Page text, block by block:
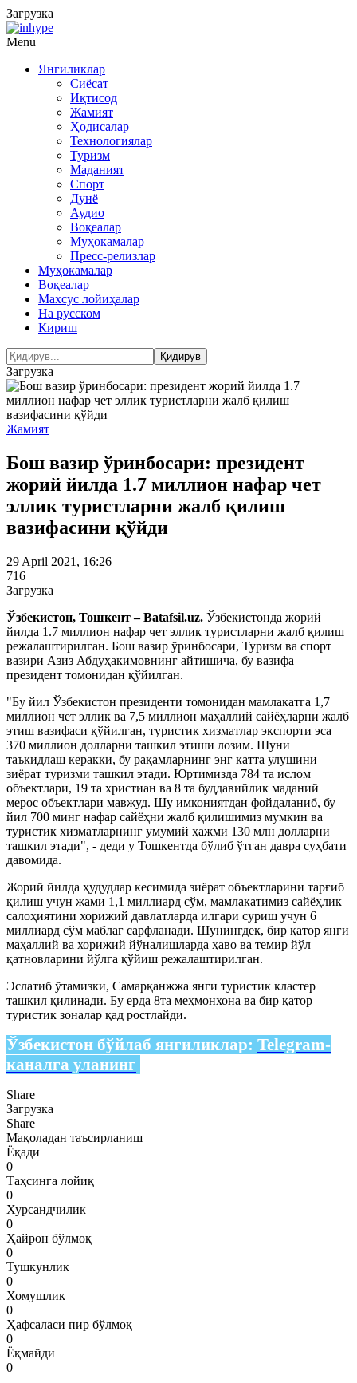
Загрузка
Menu
Янгиликлар
Сиёсат
Иқтисод
Жамият
Ҳодисалар
Технологиялар
Туризм
Маданият
Спорт
Дунё
Аудио
Воқеалар
Муҳокамалар
Пресс-релизлар
Муҳокамалар
Воқеалар
Махсус лойиҳалар
На русском
Кириш
Загрузка
Жамият
Бош вазир ўринбосари: президент
жорий йилда 1.7 миллион нафар чет
эллик туристларни жалб қилиш
вазифасини қўйди
29 April 2021, 16:26
716
Загрузка
Ўзбекистон, Тошкент – Batafsil.uz. Ўзбекистонда жорий
йилда 1.7 миллион нафар чет эллик туристларни жалб қилиш
режалаштирилган. Бош вазир ўринбосари, Туризм ва спорт
вазири Азиз Абдуҳакимовнинг айтишича, бу вазифа
президент томонидан қўйилган.
"Бу йил Ўзбекистон президенти томонидан мамлакатга 1,7
миллион чет эллик ва 7,5 миллион маҳаллий сайёҳларни жалб
этиш вазифаси қўйилган, туристик хизматлар экспорти эса
370 миллион долларни ташкил этиши лозим. Шуни
таъкидлаш керакки, бу рақамларнинг энг катта улушини
зиёрат туризми ташкил этади. Юртимизда 784 та ислом
объектлари, 19 та христиан ва 8 та буддавийлик маданий
мерос объектлари мавжуд. Шу имкониятдан фойдаланиб, бу
йил 700 минг нафар сайёҳни жалб қилишимиз мумкин ва
туристик хизматларнинг умумий ҳажми 130 млн долларни
ташкил этади", - деди у Тошкентда бўлиб ўтган давра суҳбати
давомида.
Жорий йилда ҳудудлар кесимида зиёрат объектларини тарғиб
қилиш учун жами 1,1 миллиард сўм, мамлакатимиз сайёҳлик
салоҳиятини хорижий давлатларда илгари суриш учун 6
миллиард сўм маблағ сарфланади. Шунингдек, бир қатор янги
маҳаллий ва хорижий йўналишларда ҳаво ва темир йўл
қатновларини йўлга қўйиш режалаштирилган.
Эслатиб ўтамизки, Самарқанжжа янги туристик кластер
ташкил қилинади. Бу ерда 8та меҳмонхона ва бир қатор
туристик зоналар қад ростлайди.
Ўзбекистон бўйлаб янгиликлар: Telegram-
каналга уланинг
Share
Загрузка
Share
Мақоладан таъсирланиш
Ёқади
0
Таҳсинга лойиқ
0
Хурсандчилик
0
Ҳайрон бўлмоқ
0
Тушкунлик
0
Хомушлик
0
Ҳафсаласи пир бўлмоқ
0
Ёқмайди
0